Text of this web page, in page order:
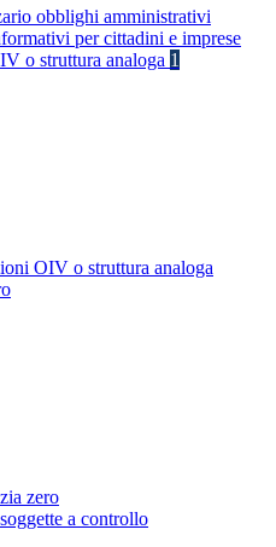
obblighi amministrativi
per cittadini e imprese
o struttura analoga 1
OIV o struttura analoga
zero
a controllo